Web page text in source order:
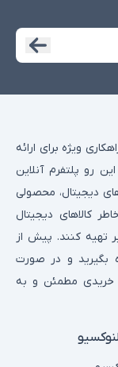
ویژه برای ارائه
رو پلتفرم آنلاین
دیجیتال، محصولی
کالاهای دیجیتال
تهیه کنند. پیش از
بگیرید و در صورت
خریدی مطمئن و به